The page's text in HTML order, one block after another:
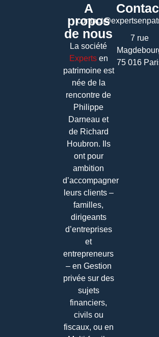
A
propos
de nous
La société
Expertsen
patrimoine est
née de la
rencontre de
Philippe
Darneau et
de Richard
Houbron. Ils
ont pour
ambition
d’accompagner
leurs clients –
familles,
dirigeants
d’entreprises
et
entrepreneurs
– en Gestion
privée sur des
sujets
financiers,
civils ou
fiscaux, ou en
7 rue
75 016